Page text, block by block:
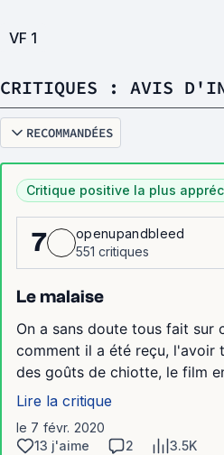
VF 1
CRITIQUES : AVIS
RECOMMANDÉES
Critique positive la plus
7
openupandbleed
551 critiques
Le malaise
On a sans doute tous fait sur
comment il a été reçu, l'avoir
des goûts de chiotte, le film
Lire la critique
le 7 févr. 2020
13 j'aime
2 3.5K